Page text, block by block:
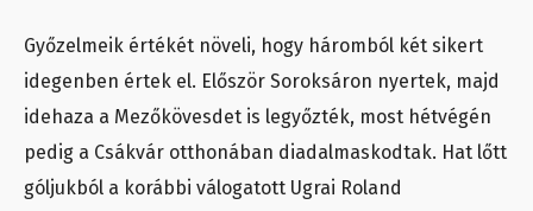
Győzelmeik értékét növeli, hogy háromból két sikert
idegenben értek el. Először Soroksáron nyertek, majd
idehaza a Mezőkövesdet is legyőzték, most hétvégén
pedig a Csákvár otthonában diadalmaskodtak. Hat lőtt
góljukból a korábbi válogatott Ugrai Roland